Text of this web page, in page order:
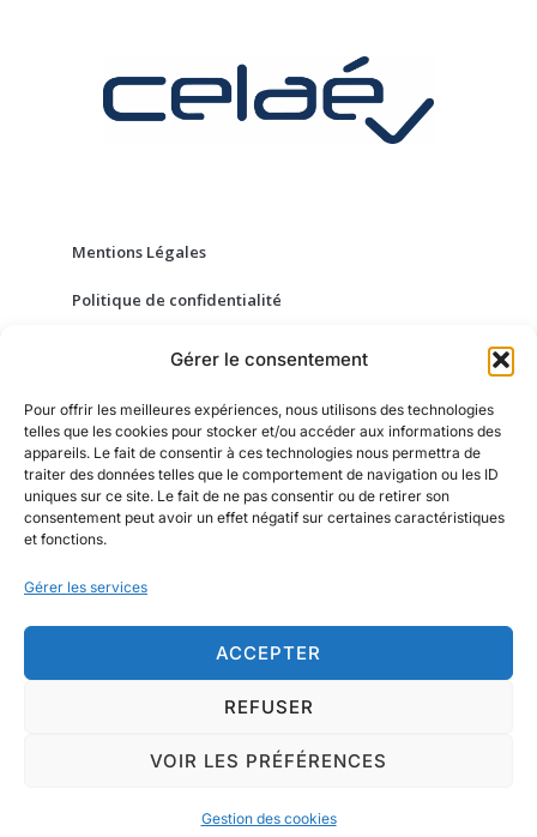
Gérer le consentement
Pour offrir les meilleures expériences, nous utilisons des technologies
telles que les cookies pour stocker et/ou accéder aux informations des
appareils. Le fait de consentir à ces technologies nous permettra de
traiter des données telles que le comportement de navigation ou les ID
uniques sur ce site. Le fait de ne pas consentir ou de retirer son
consentement peut avoir un effet négatif sur certaines caractéristiques
et fonctions.
Gérer les services
ACCEPTER
REFUSER
VOIR LES PRÉFÉRENCES
Gestion des cookies
Mentions Légales
Politique de confidentialité
Conditions Générales de Vente
À propos de CELAÉ
FAQ
contact@celae.fr